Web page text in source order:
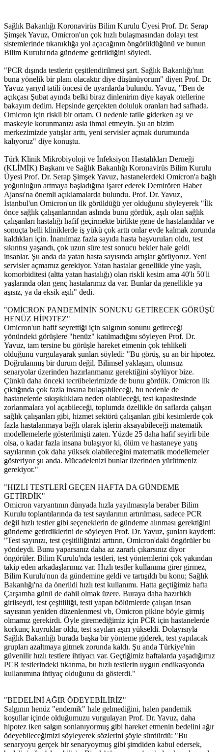
Sağlık Bakanlığı Koronavirüs Bilim Kurulu Üyesi Prof. Dr. Serap
Şimşek Yavuz, Omicron'un çok hızlı bulaşmasından dolayı test
sistemlerinde tıkanıklığa yol açacağının öngörüldüğünü ve bunun
Bilim Kurulu'nda gündeme getirildiğini söyledi.
"PCR dışında testlerin çeşitlendirilmesi şart. Sağlık Bakanlığı'nın
buna yönelik bir planı olacaktır diye düşünüyorum" diyen Prof. Dr.
Yavuz yarıyıl tatili öncesi de uyarılarda bulundu. Yavuz, "Ben de
açıkçası Şubat ayında belki biraz dinlenirim diye kayak otellerine
bakayım dedim. Hepsinde gerçekten doluluk oranları had safhada.
Omicron için riskli bir ortam. O nedenle tatile giderken aşı ve
maskeyle korunmanızı asla ihmal etmeyin. Şu an bizim
merkezimizde yatışlar arttı, yeni servisler açmak durumunda
kalıyoruz" diye konuştu.
Türk Klinik Mikrobiyoloji ve İnfeksiyon Hastalıkları Derneği
(KLİMİK) Başkanı ve Sağlık Bakanlığı Koronavirüs Bilim Kurulu
Üyesi Prof. Dr. Serap Şimşek Yavuz, hastanelerdeki Omicron'a bağlı
yoğunluğun artmaya başladığına işaret ederek Demirören Haber
Ajansı'na önemli açıklamalarda bulundu. Prof. Dr. Yavuz,
İstanbul'un Omicron'un ilk görüldüğü yer olduğunu söyleyerek "İlk
önce sağlık çalışanlarından aslında bunu gördük, aşılı olan sağlık
çalışanları hastalığı hafif geçirmekte birlikte gene de hastalandılar ve
sonuçta belli kliniklerde iş yükü çok arttı onlar evde kalmak zorunda
kaldıkları için. İnanılmaz fazla sayıda hasta başvuruları oldu, test
sıkıntısı yaşandı, çok uzun süre test sonucu bekler hale geldi
insanlar. Şu anda da yatan hasta sayısında artışlar görüyoruz. Yeni
servisler açmamız gerekiyor. Yatan hastalar genellikle yine yaşlı,
komorbiditesi (altta yatan hastalığı) olan riskli kesim ama 40'lı 50'li
yaşlarında olan genç hastalarımız da var. Bunlar da genellikle ya
aşısız, ya da eksik aşılı" dedi.
"OMİCRON PANDEMİNİN SONUNU GETİRECEK GÖRÜŞÜ
HENÜZ HİPOTEZ"
Omicron'un hafif seyrettiği için salgının sonunu getireceği
yönündeki görüşlere "henüz" katılmadığını söyleyen Prof. Dr.
Yavuz, tam tersine bu görüşle hareket etmenin çok tehlikeli
olduğunu vurgulayarak şunları söyledi: "Bu görüş, şu an bir hipotez.
Doğrulanmış bir durum değil. Bilimsel yaklaşım, olumsuz
senaryolar üzerinden hazırlanmanız gerektiğini söylüyor bize.
Çünkü daha önceki tecrübelerimizde de bunu gördük. Omicron ilk
çıktığında çok fazla insana bulaşabileceği, bu nedenle de
hastanelerde sıkışıklıklara neden olabileceği, test kapasitesinde
zorlanmalara yol açabileceği, toplumda özellikle ön saflarda çalışan
sağlık çalışanları gibi, hizmet sektörü çalışanları gibi kesimlerde çok
fazla hastalanmaya bağlı olarak işlerin aksayabileceği matematik
modellemelerle gösterilmişti zaten. Yüzde 25 daha hafif seyirli bile
olsa, o kadar fazla insana bulaşıyor ki, ölüm ve hastaneye yatış
sayılarının çok daha yüksek olabileceğini matematik modellemeler
gösteriyor şu anda. Mücadelenizi bunlar üzerinden yürütmeniz
gerekiyor."
"HIZLI TESTLERİ GEÇEN HAFTA DA GÜNDEME
GETİRDİK"
Omicron varyantının dünyada hızla yayılmasıyla beraber Bilim
Kurulu toplantılarında da test sayılarının artırılması, sadece PCR
değil hızlı testler gibi seçeneklerin de gündeme alınması gerektiğini
gündeme getirdiklerini de söyleyen Prof. Dr. Yavuz, şunları kaydetti:
"Test sayınızı, test çeşitliliğinizi arttırın, Omicron'daki öngörüler bu
yöndeydi. Bunu yaparsanız daha az zararlı çıkarsınız diyor
öngörüler. Bilim Kurulu'nda testleri, test yöntemlerini çok yakından
takip eden arkadaşlarımız var. Hızlı testler kullanıma girer girmez,
Bilim Kurulu'nun da gündemine geldi ve tartışıldı bu konu; Sağlık
Bakanlığı'na da önerildi hızlı test kullanımı. Hatta geçtiğimiz hafta
Çarşamba günü de dahil olmak üzere. Buraya daha hazırlıklı
girilseydi, test çeşitliliği, testi yapan bölümlerde çalışan insan
sayısının yeniden düzenlenmesi vb, Omicron pikine böyle girmiş
olmamız gerekirdi. Öyle giremediğimiz için PCR için hastanelerde
korkunç kuyruklar oldu, test sayıları aşırı yükseldi. Dolayısıyla
Sağlık Bakanlığı burada başka bir yönteme giderek, test yapılacak
grupları azaltmaya gitmek zorunda kaldı. Şu anda Türkiye'nin
güvenilir hızlı testlere ihtiyacı var. Geçtiğimiz haftalarda yaşadığımız
PCR testlerindeki tıkanma, bu hızlı testlerin uygun endikasyonda
kullanımına ihtiyaç olduğunu da gösterdi."
"BEDELİNİ AĞIR ÖDEYEBİLİRİZ"
Salgının henüz "endemik" hale gelmediğini, halen pandemik
koşullar içinde olduğumuzu vurgulayan Prof. Dr. Yavuz, daha
hipotez iken salgın sonlanıyormuş gibi hareket etmenin bedelini ağır
ödeyebileceğimizi söyleyerek sözlerini şöyle sürdürdü: "Bu
senaryoyu gerçek bir senaryoymuş gibi şimdiden kabul edersek,